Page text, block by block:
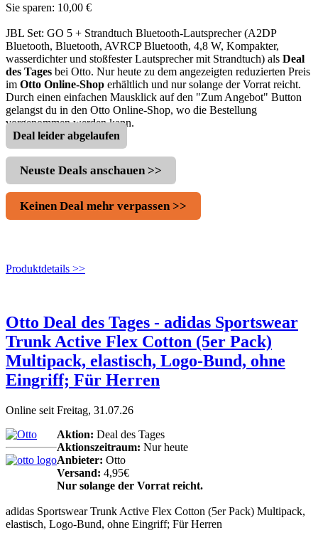
Sie sparen: 10,00 €
JBL Set: GO 5 + Strandtuch Bluetooth-Lautsprecher (A2DP
Bluetooth, Bluetooth, AVRCP Bluetooth, 4,8 W, Kompakter,
wasserdichter und stoßfester Lautsprecher mit Strandtuch) als Deal
des Tages bei Otto. Nur heute zu dem angezeigten reduzierten Preis
im Otto Online-Shop erhältlich und nur solange der Vorrat reicht.
Durch einen einfachen Mausklick auf den "Zum Angebot" Button
gelangst du in den Otto Online-Shop, wo die Bestellung
vorgenommen werden kann.
Deal leider abgelaufen
Neuste Deals anschauen >>
Keinen Deal mehr verpassen >>
Produktdetails >>
Otto Deal des Tages - adidas Sportswear
Trunk Active Flex Cotton (5er Pack)
Multipack, elastisch, Logo-Bund, ohne
Eingriff; Für Herren
Online seit Freitag, 31.07.26
Aktion: Deal des Tages
Aktionszeitraum: Nur heute
Anbieter: Otto
Versand: 4,95€
Nur solange der Vorrat reicht.
adidas Sportswear Trunk Active Flex Cotton (5er Pack) Multipack,
elastisch, Logo-Bund, ohne Eingriff; Für Herren